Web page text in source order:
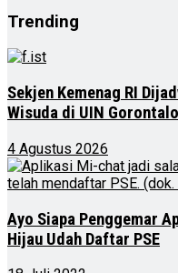
Trending
Sekjen Kemenag RI
Wisuda di UIN Gorontalo
4 Agustus 2026
Ayo Siapa Penggemar
Hijau Udah Daftar PSE